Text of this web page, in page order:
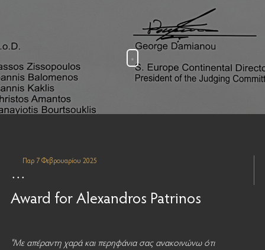
Παρ 7 Φεβρουαρίου 2025
Award for Alexandros Patrinos
"Με απέραντη χαρά και περηφάνια σας ανακοινώνω ότι